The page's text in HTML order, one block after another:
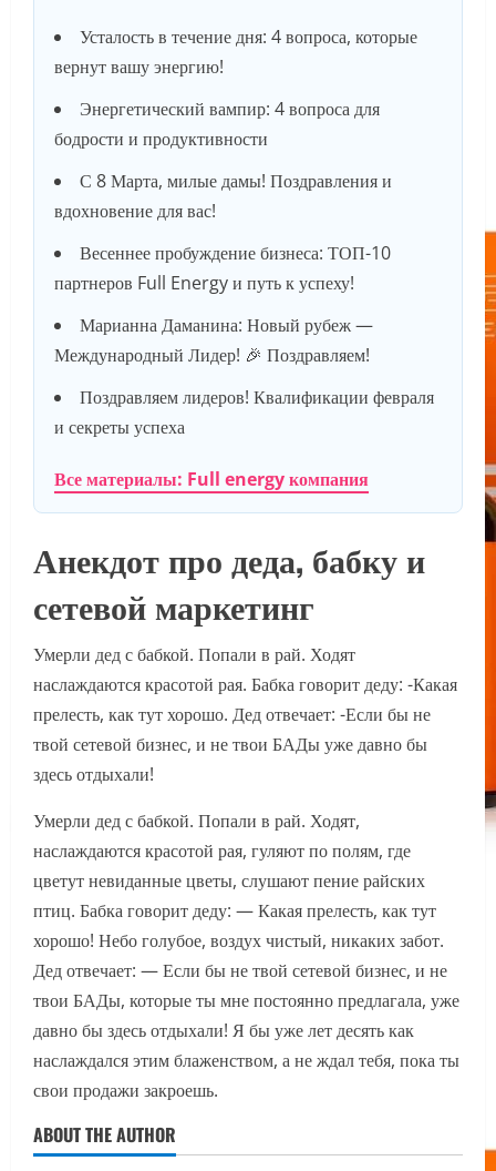
Усталость в течение дня: 4 вопроса, которые
вернут вашу энергию!
Энергетический вампир: 4 вопроса для
бодрости и продуктивности
С 8 Марта, милые дамы! Поздравления и
вдохновение для вас!
Весеннее пробуждение бизнеса: ТОП-10
партнеров Full Energy и путь к успеху!
Марианна Даманина: Новый рубеж —
Международный Лидер! 🎉 Поздравляем!
Поздравляем лидеров! Квалификации февраля
и секреты успеха
Все материалы: Full energy компания
Анекдот про деда, бабку и
сетевой маркетинг
Умерли дед с бабкой. Попали в рай. Ходят
наслаждаются красотой рая. Бабка говорит деду: -Какая
прелесть, как тут хорошо. Дед отвечает: -Если бы не
твой сетевой бизнес, и не твои БАДы уже давно бы
здесь отдыхали!
Умерли дед с бабкой. Попали в рай. Ходят,
наслаждаются красотой рая, гуляют по полям, где
цветут невиданные цветы, слушают пение райских
птиц. Бабка говорит деду: — Какая прелесть, как тут
хорошо! Небо голубое, воздух чистый, никаких забот.
Дед отвечает: — Если бы не твой сетевой бизнес, и не
твои БАДы, которые ты мне постоянно предлагала, уже
давно бы здесь отдыхали! Я бы уже лет десять как
наслаждался этим блаженством, а не ждал тебя, пока ты
свои продажи закроешь.
ABOUT THE AUTHOR